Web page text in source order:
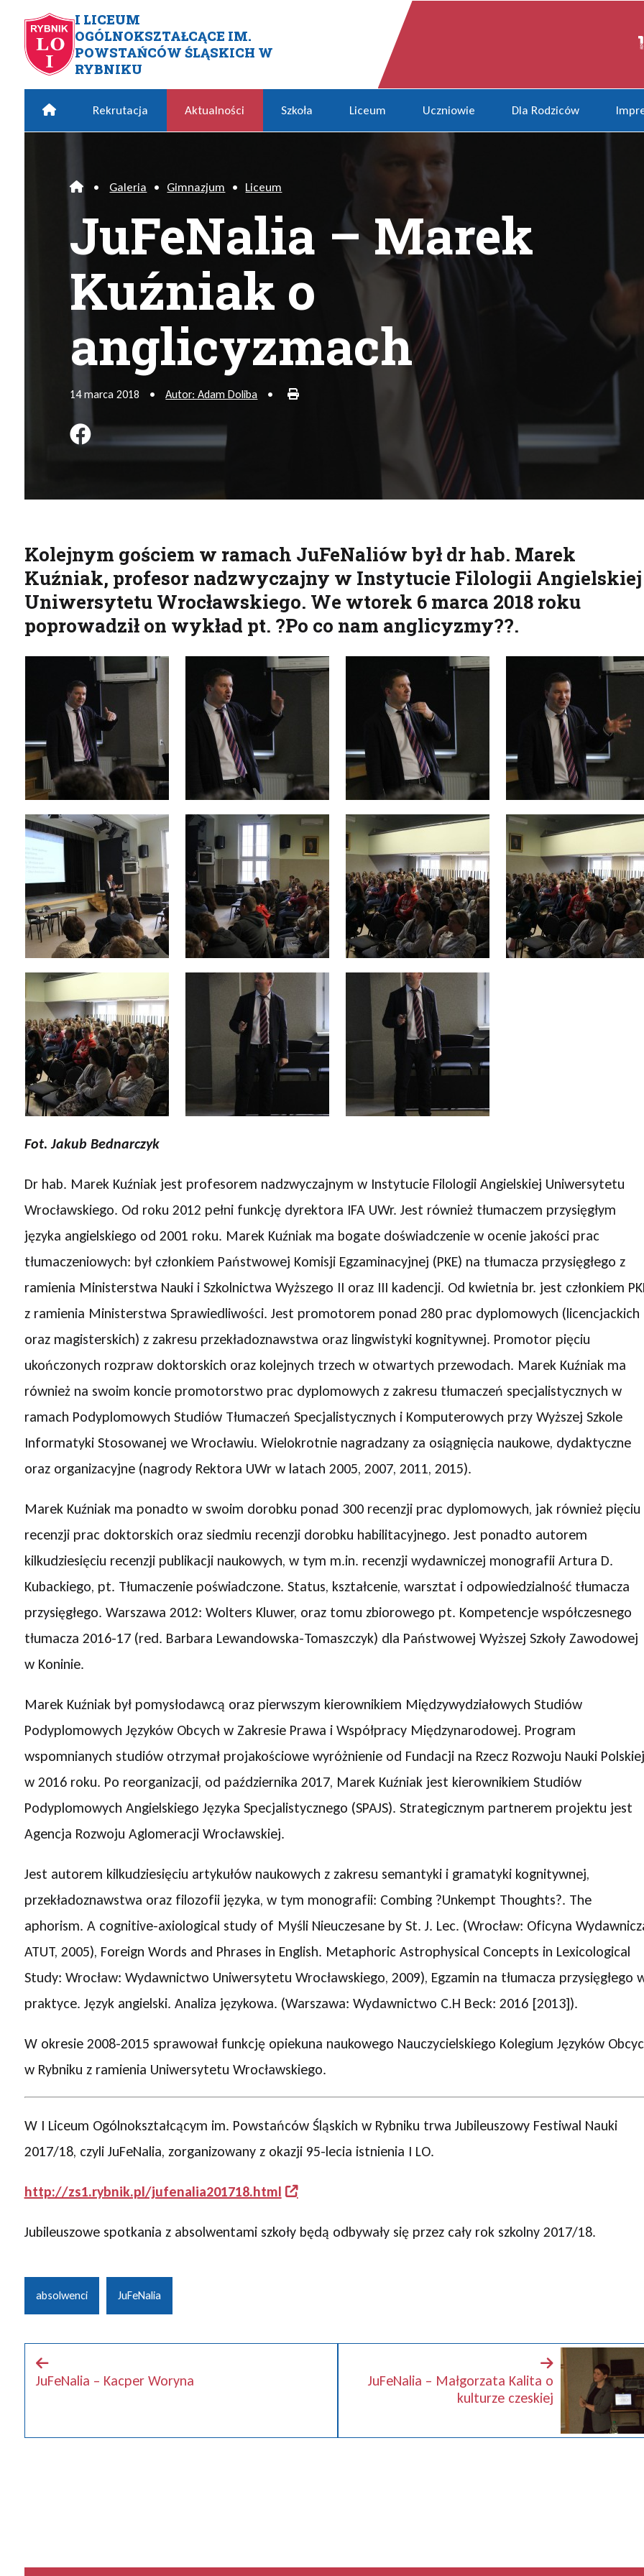
Przejdź do menu głównego
Przejdź do menu dodatkowego
Przejdź do treści
Mapa serwisu
I LICEUM
OGÓLNOKSZTAŁCĄCE IM.
POWSTAŃCÓW ŚLĄSKICH W
RYBNIKU
JuFeNalia – Marek Kuźniak o anglicyzmach
Home Rekrutacja Aktualności Szkoła Liceum Uczniowie Dla Rodziców
Home
• Galeria • Gimnazjum • Liceum
JuFeNalia – Marek
Kuźniak o
anglicyzmach
14 marca 2018 • Autor: Adam Doliba • Drukuj
Podziel się na FB
Kolejnym gościem w ramach JuFeNaliów był dr hab. Marek
Kuźniak, profesor nadzwyczajny w Instytucie Filologii Angielskiej
Uniwersytetu Wrocławskiego. We wtorek 6 marca 2018 roku
poprowadził on wykład pt. ?Po co nam anglicyzmy??.
Fot. Jakub Bednarczyk
Dr hab. Marek Kuźniak jest profesorem nadzwyczajnym w Instytucie Filologii Angielskiej Uniwersytetu
Wrocławskiego. Od roku 2012 pełni funkcję dyrektora IFA UWr. Jest również tłumaczem przysięgłym
języka angielskiego od 2001 roku. Marek Kuźniak ma bogate doświadczenie w ocenie jakości prac
tłumaczeniowych: był członkiem Państwowej Komisji Egzaminacyjnej (PKE) na tłumacza przysięgłego z
ramienia Ministerstwa Nauki i Szkolnictwa Wyższego II oraz III kadencji. Od kwietnia br. jest członkiem
z ramienia Ministerstwa Sprawiedliwości. Jest promotorem ponad 280 prac dyplomowych (licencjackich
oraz magisterskich) z zakresu przekładoznawstwa oraz lingwistyki kognitywnej. Promotor pięciu
ukończonych rozpraw doktorskich oraz kolejnych trzech w otwartych przewodach. Marek Kuźniak ma
również na swoim koncie promotorstwo prac dyplomowych z zakresu tłumaczeń specjalistycznych w
ramach Podyplomowych Studiów Tłumaczeń Specjalistycznych i Komputerowych przy Wyższej Szkole
Informatyki Stosowanej we Wrocławiu. Wielokrotnie nagradzany za osiągnięcia naukowe, dydaktyczne
oraz organizacyjne (nagrody Rektora UWr w latach 2005, 2007, 2011, 2015).
Marek Kuźniak ma ponadto w swoim dorobku ponad 300 recenzji prac dyplomowych, jak również pięciu
recenzji prac doktorskich oraz siedmiu recenzji dorobku habilitacyjnego. Jest ponadto autorem
kilkudziesięciu recenzji publikacji naukowych, w tym m.in. recenzji wydawniczej monografii Artura D.
Kubackiego, pt. Tłumaczenie poświadczone. Status, kształcenie, warsztat i odpowiedzialność tłumacza
przysięgłego. Warszawa 2012: Wolters Kluwer, oraz tomu zbiorowego pt. Kompetencje współczesnego
tłumacza 2016-17 (red. Barbara Lewandowska-Tomaszczyk) dla Państwowej Wyższej Szkoły Zawodowej
w Koninie.
Marek Kuźniak był pomysłodawcą oraz pierwszym kierownikiem Międzywydziałowych Studiów
Podyplomowych Języków Obcych w Zakresie Prawa i Współpracy Międzynarodowej. Program
wspomnianych studiów otrzymał projakościowe wyróżnienie od Fundacji na Rzecz Rozwoju Nauki Polskiej
w 2016 roku. Po reorganizacji, od października 2017, Marek Kuźniak jest kierownikiem Studiów
Podyplomowych Angielskiego Języka Specjalistycznego (SPAJS). Strategicznym partnerem projektu jest
Agencja Rozwoju Aglomeracji Wrocławskiej.
Jest autorem kilkudziesięciu artykułów naukowych z zakresu semantyki i gramatyki kognitywnej,
przekładoznawstwa oraz filozofii języka, w tym monografii: Combing ?Unkempt Thoughts?. The
aphorism. A cognitive-axiological study of Myśli Nieuczesane by St. J. Lec. (Wrocław: Oficyna
ATUT, 2005), Foreign Words and Phrases in English. Metaphoric Astrophysical Concepts in Lexicological
Study: Wrocław: Wydawnictwo Uniwersytetu Wrocławskiego, 2009), Egzamin na tłumacza przysięgłego
praktyce. Język angielski. Analiza językowa. (Warszawa: Wydawnictwo C.H Beck: 2016 [2013]).
W okresie 2008-2015 sprawował funkcję opiekuna naukowego Nauczycielskiego Kolegium Języków
w Rybniku z ramienia Uniwersytetu Wrocławskiego.
W I Liceum Ogólnokształcącym im. Powstańców Śląskich w Rybniku trwa Jubileuszowy Festiwal Nauki
2017/18, czyli JuFeNalia, zorganizowany z okazji 95-lecia istnienia I LO.
http://zs1.rybnik.pl/jufenalia201718.html
Jubileuszowe spotkania z absolwentami szkoły będą odbywały się przez cały rok szkolny 2017/18.
absolwenci JuFeNalia
JuFeNalia – Kacper Woryna
JuFeNalia – Małgorzata Kalita o
kulturze czeskiej